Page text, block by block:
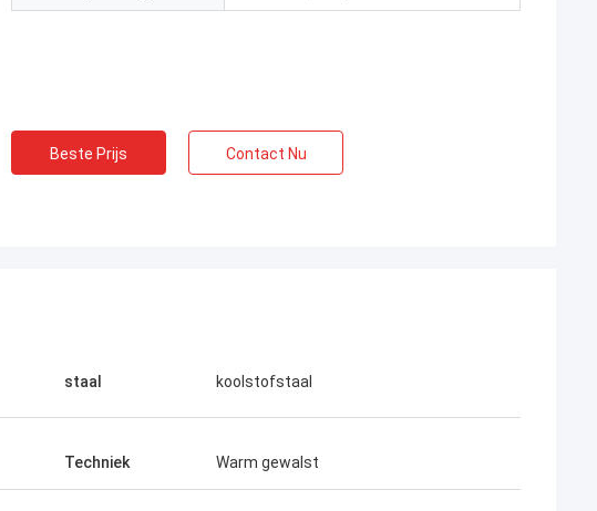
Beste Prijs Contact Nu
staal koolstofstaal
Techniek Warm gewalst